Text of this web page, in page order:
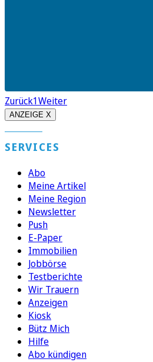
Zurück1Weiter
ANZEIGE X
SERVICES
Abo
Meine Artikel
Meine Region
Newsletter
Push
E-Paper
Immobilien
Jobbörse
Testberichte
Wir Trauern
Anzeigen
Kiosk
Bütz Mich
Hilfe
Abo kündigen